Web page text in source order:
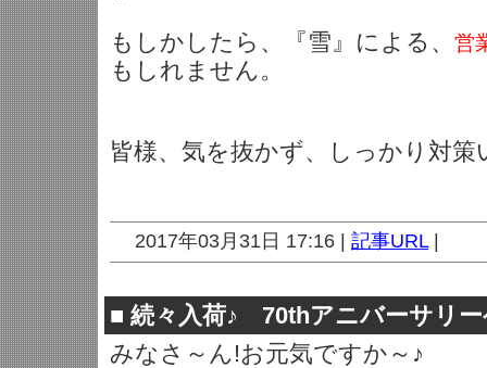
もしかしたら、『雪』による、 営
もしれません。
皆様、気を抜かず、しっかり対
2017年03月31日 17:16 | 記事URL|
■ 続々入荷♪ 70thアニバーサリー
みなさ～ん!お元気ですか～♪